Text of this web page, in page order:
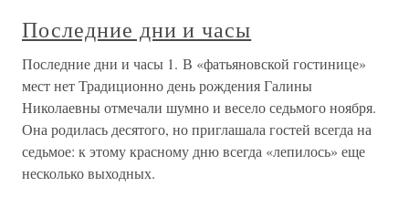
Последние дни и часы
Последние дни и часы 1. В «фатьяновской гостинице»
мест нет Традиционно день рождения Галины
Николаевны отмечали шумно и весело седьмого ноября.
Она родилась десятого, но приглашала гостей всегда на
седьмое: к этому красному дню всегда «лепилось» еще
несколько выходных.